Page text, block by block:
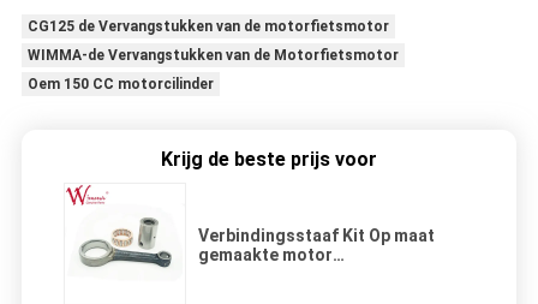
CG125 de Vervangstukken van de motorfietsmotor
WIMMA-de Vervangstukken van de Motorfietsmotor
Oem 150 CC motorcilinder
Krijg de beste prijs voor
Verbindingsstaaf Kit Op maat
gemaakte motor